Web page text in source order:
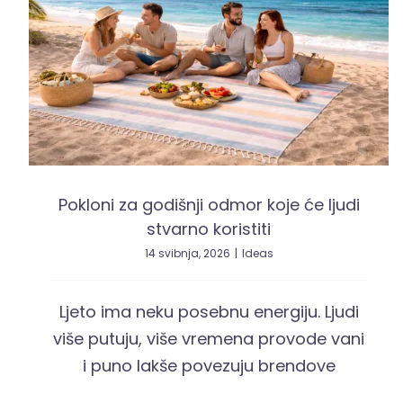
Pokloni za godišnji odmor koje će ljudi
stvarno koristiti
14 svibnja, 2026 | Ideas
Ljeto ima neku posebnu energiju. Ljudi
više putuju, više vremena provode vani
i puno lakše povezuju brendove